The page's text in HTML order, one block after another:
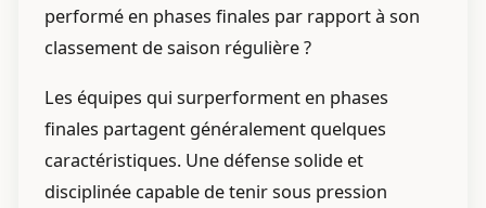
performé en phases finales par rapport à son
classement de saison régulière ?
Les équipes qui surperforment en phases
finales partagent généralement quelques
caractéristiques. Une défense solide et
disciplinée capable de tenir sous pression